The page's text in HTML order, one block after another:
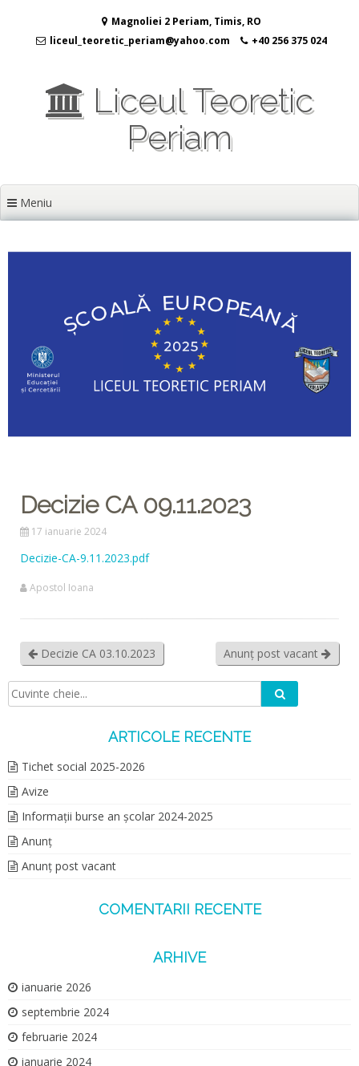
conținut
Magnoliei 2 Periam, Timis, RO
liceul_teoretic_periam@yahoo.com
+40 256 375 024
Liceul Teoretic
Periam
Meniu
Decizie CA 09.11.2023
17 ianuarie 2024
Decizie-CA-9.11.2023.pdf
Apostol Ioana
Decizie CA 03.10.2023 Anunț post vacant
ARTICOLE RECENTE
Tichet social 2025-2026
Avize
Informații burse an școlar 2024-2025
Anunț
Anunț post vacant
COMENTARII RECENTE
ARHIVE
ianuarie 2026
septembrie 2024
februarie 2024
ianuarie 2024